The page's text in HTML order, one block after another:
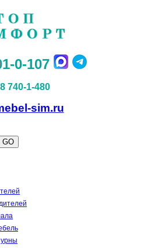
0-107
740-1-480
sim.ru
GO